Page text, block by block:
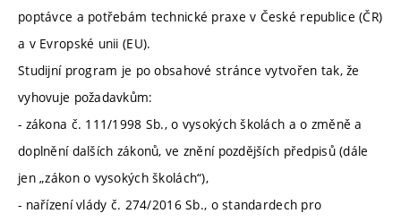
poptávce a potřebám technické praxe v České republice (ČR)
a v Evropské unii (EU).
Studijní program je po obsahové stránce vytvořen tak, že
vyhovuje požadavkům:
- zákona č. 111/1998 Sb., o vysokých školách a o změně a
doplnění dalších zákonů, ve znění pozdějších předpisů (dále
jen „zákon o vysokých školách“),
- nařízení vlády č. 274/2016 Sb., o standardech pro